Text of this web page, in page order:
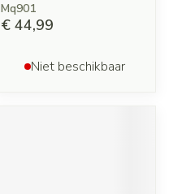
Mq901
€ 44,99
Niet beschikbaar